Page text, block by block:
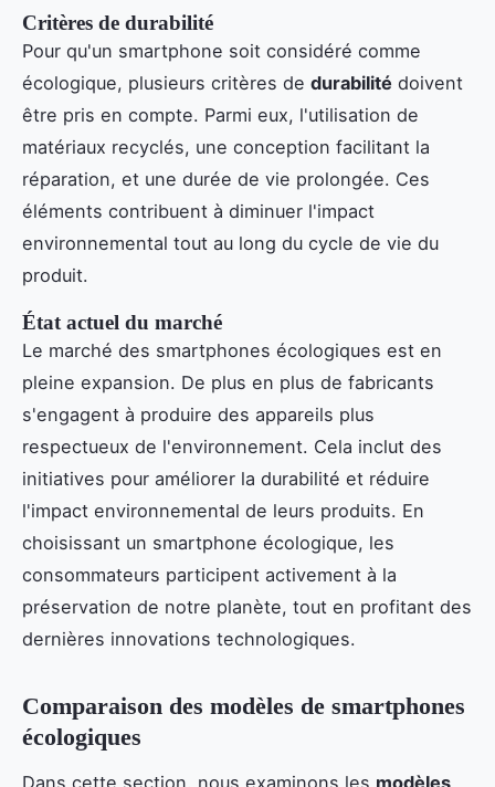
Critères de durabilité
Pour qu'un smartphone soit considéré comme
écologique, plusieurs critères de durabilité doivent
être pris en compte. Parmi eux, l'utilisation de
matériaux recyclés, une conception facilitant la
réparation, et une durée de vie prolongée. Ces
éléments contribuent à diminuer l'impact
environnemental tout au long du cycle de vie du
produit.
État actuel du marché
Le marché des smartphones écologiques est en
pleine expansion. De plus en plus de fabricants
s'engagent à produire des appareils plus
respectueux de l'environnement. Cela inclut des
initiatives pour améliorer la durabilité et réduire
l'impact environnemental de leurs produits. En
choisissant un smartphone écologique, les
consommateurs participent activement à la
préservation de notre planète, tout en profitant des
dernières innovations technologiques.
Comparaison des modèles de smartphones
écologiques
Dans cette section, nous examinons les modèles